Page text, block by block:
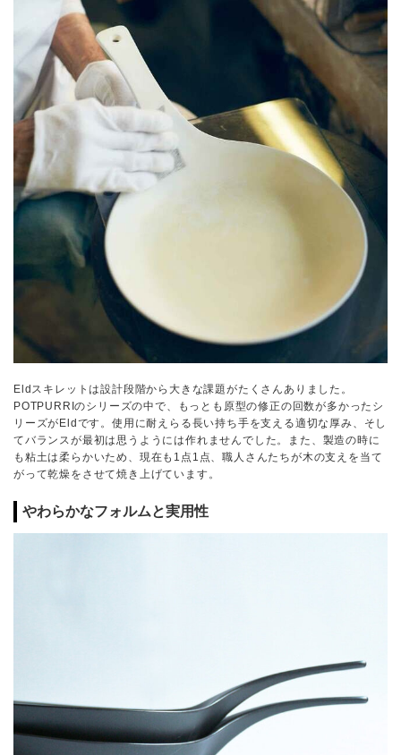
Eldスキレットは設計段階から大きな課題がたくさんありました。
POTPURRIのシリーズの中で、もっとも原型の修正の回数が多かったシ
リーズがEldです。使用に耐えらる長い持ち手を支える適切な厚み、そし
てバランスが最初は思うようには作れませんでした。また、製造の時に
も粘土は柔らかいため、現在も1点1点、職人さんたちが木の支えを当て
がって乾燥をさせて焼き上げています。
やわらかなフォルムと実用性